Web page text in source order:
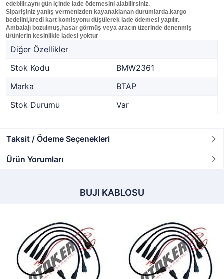
edebilir.aynı gün içinde iade ödemesini alabilirsiniz.
Siparişiniz yanlış vermenizden kayanaklanan durumlarda.kargo
bedelini,kredi kart komisyonu düşülerek iade ödemesi yapılır.
Ambalajı bozulmuş,hasar görmüş veya aracın üzerinde denenmiş
ürünlerin kesinlikle iadesi yoktur
Diğer Özellikler
Stok Kodu
BMW2361
Marka
BTAP
Stok Durumu
Var
Taksit / Ödeme Seçenekleri
Ürün Yorumları
BUJI KABLOSU